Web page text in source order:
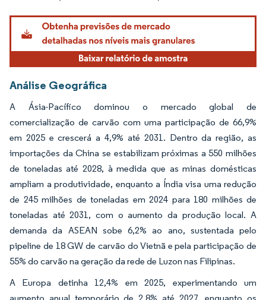
Análise Geográfica
A Ásia-Pacífico dominou o mercado global de
comercialização de carvão com uma participação de 66,9%
em 2025 e crescerá a 4,9% até 2031. Dentro da região, as
importações da China se estabilizam próximas a 550 milhões
de toneladas até 2028, à medida que as minas domésticas
ampliam a produtividade, enquanto a Índia visa uma redução
de 245 milhões de toneladas em 2024 para 180 milhões de
toneladas até 2031, com o aumento da produção local. A
demanda da ASEAN sobe 6,2% ao ano, sustentada pelo
pipeline de 18 GW de carvão do Vietnã e pela participação de
55% do carvão na geração da rede de Luzon nas Filipinas.
A Europa detinha 12,4% em 2025, experimentando um